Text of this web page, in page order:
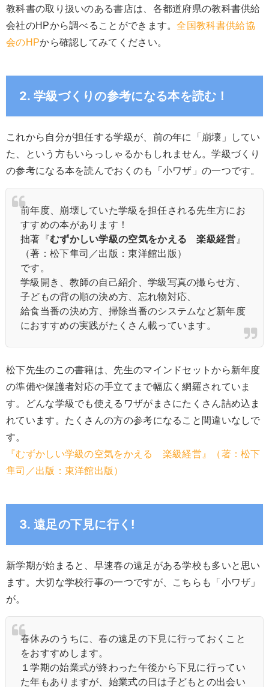
教科書の取り扱いのある書店は、各都道府県の教科書供給
会社のHPから調べることができます。全国教科書供給協
会のHPから確認してみてください。
2. 学級づくりの参考になる本を読む！
これから自分が担任する学級が、前の年に「崩壊」してい
た、という方もいらっしゃるかもしれません。学級づくり
の参考になる本を読んでおくのも「小ワザ」の一つです。
前年度、崩壊していた学級を担任される先生方にお
すすめの本があります！
拙著『むずかしい学級の空気をかえる 楽級経営 』
（著：松下隼司／出版：東洋館出版）
です。
学級開き、教師の自己紹介、学級写真の撮らせ方、
子どもの背の順の決め方、忘れ物対応、
給食当番の決め方、掃除当番のシステムなど新年度
におすすめの実践がたくさん載っています。
松下先生のこの書籍は、先生のマインドセットから新年度
の準備や保護者対応の手立てまで幅広く網羅されていま
す。どんな学級でも使えるワザがまさにたくさん詰め込ま
れています。たくさんの方の参考になること間違いなしで
す。
『むずかしい学級の空気をかえる 楽級経営』（著：松下
隼司／出版：東洋館出版）
3. 遠足の下見に行く!
新学期が始まると、早速春の遠足がある学校も多いと思い
ます。大切な学校行事の一つですが、こちらも「小ワザ」
が。
春休みのうちに、春の遠足の下見に行っておくこと
をおすすめします。
１学期の始業式が終わった午後から下見に行ってい
た年もありますが、始業式の日は子どもとの出会い